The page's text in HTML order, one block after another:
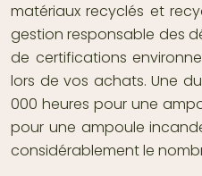
matériaux recyclés et
gestion responsable des
de certifications
lors de vos achats. Une
000 heures pour une
pour une ampoule
considérablement le